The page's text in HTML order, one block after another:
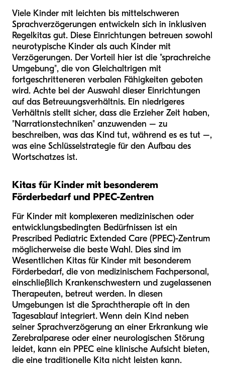
Viele Kinder mit leichten bis mittelschweren
Sprachverzögerungen entwickeln sich in inklusiven
Regelkitas gut. Diese Einrichtungen betreuen sowohl
neurotypische Kinder als auch Kinder mit
Verzögerungen. Der Vorteil hier ist die "sprachreiche
Umgebung", die von Gleichaltrigen mit
fortgeschritteneren verbalen Fähigkeiten geboten
wird. Achte bei der Auswahl dieser Einrichtungen
auf das Betreuungsverhältnis. Ein niedrigeres
Verhältnis stellt sicher, dass die Erzieher Zeit haben,
"Narrationstechniken" anzuwenden – zu
beschreiben, was das Kind tut, während es es tut –,
was eine Schlüsselstrategie für den Aufbau des
Wortschatzes ist.
Kitas für Kinder mit besonderem
Förderbedarf und PPEC-Zentren
Für Kinder mit komplexeren medizinischen oder
entwicklungsbedingten Bedürfnissen ist ein
Prescribed Pediatric Extended Care (PPEC)-Zentrum
möglicherweise die beste Wahl. Dies sind im
Wesentlichen Kitas für Kinder mit besonderem
Förderbedarf, die von medizinischem Fachpersonal,
einschließlich Krankenschwestern und zugelassenen
Therapeuten, betreut werden. In diesen
Umgebungen ist die Sprachtherapie oft in den
Tagesablauf integriert. Wenn dein Kind neben
seiner Sprachverzögerung an einer Erkrankung wie
Zerebralparese oder einer neurologischen Störung
leidet, kann ein PPEC eine klinische Aufsicht bieten,
die eine traditionelle Kita nicht leisten kann.